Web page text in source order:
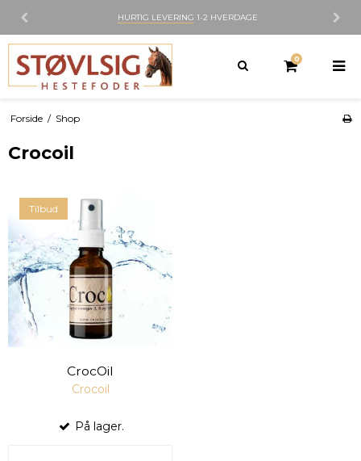
HURTIG LEVERING 1-2 HVERDAGE
0
Forside / Shop
Crocoil
Tilbud
CrocOil
Crocoil
På lager.